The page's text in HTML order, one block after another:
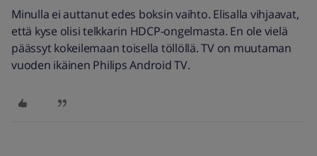
Minulla ei auttanut edes boksin vaihto. Elisalla vihjaavat,
että kyse olisi telkkarin HDCP-ongelmasta. En ole vielä
päässyt kokeilemaan toisella töllöllä. TV on muutaman
vuoden ikäinen Philips Android TV.